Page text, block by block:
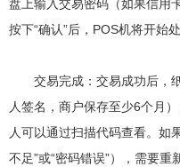
盘上输入交易密码（如果信用
按下“确认”后，POS机将开始处
交易完成：交易成功后，纸
人签名，商户保存至少6个月
人可以通过扫描代码查看。如
不足”或“密码错误”），需要重